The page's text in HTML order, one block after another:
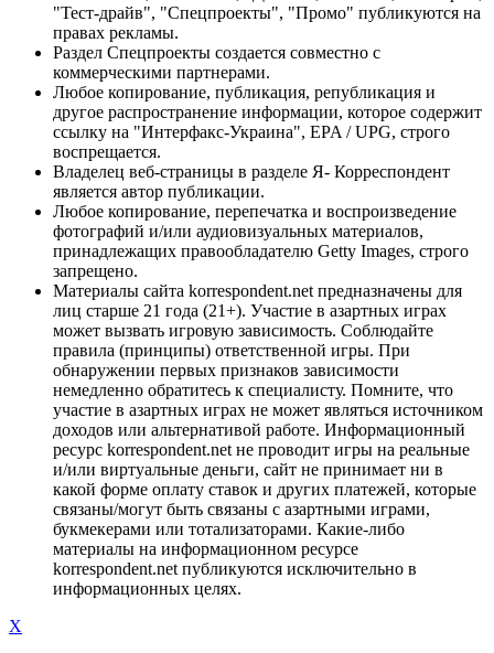
"Тест-драйв", "Спецпроекты", "Промо" публикуются на
правах рекламы.
Раздел Спецпроекты создается совместно с
коммерческими партнерами.
Любое копирование, публикация, републикация и
другое распространение информации, которое содержит
ссылку на "Интерфакс-Украина", EPA / UPG, строго
воспрещается.
Владелец веб-страницы в разделе Я- Корреспондент
является автор публикации.
Любое копирование, перепечатка и воспроизведение
фотографий и/или аудиовизуальных материалов,
принадлежащих правообладателю Getty Images, строго
запрещено.
Материалы сайта korrespondent.net предназначены для
лиц старше 21 года (21+). Участие в азартных играх
может вызвать игровую зависимость. Соблюдайте
правила (принципы) ответственной игры. При
обнаружении первых признаков зависимости
немедленно обратитесь к специалисту. Помните, что
участие в азартных играх не может являться источником
доходов или альтернативой работе. Информационный
ресурс korrespondent.net не проводит игры на реальные
и/или виртуальные деньги, сайт не принимает ни в
какой форме оплату ставок и других платежей, которые
связаны/могут быть связаны с азартными играми,
букмекерами или тотализаторами. Какие-либо
материалы на информационном ресурсе
korrespondent.net публикуются исключительно в
информационных целях.
X